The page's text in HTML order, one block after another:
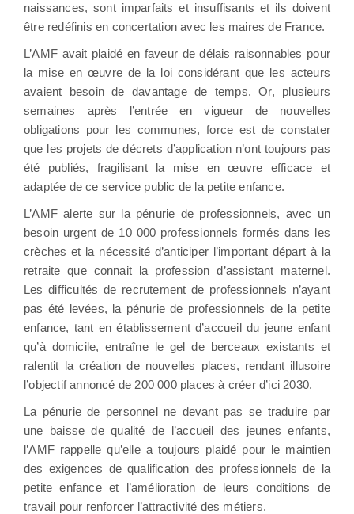
naissances, sont imparfaits et insuffisants et ils doivent
être redéfinis en concertation avec les maires de France.
L’AMF avait plaidé en faveur de délais raisonnables pour
la mise en œuvre de la loi considérant que les acteurs
avaient besoin de davantage de temps. Or, plusieurs
semaines après l’entrée en vigueur de nouvelles
obligations pour les communes, force est de constater
que les projets de décrets d’application n’ont toujours pas
été publiés, fragilisant la mise en œuvre efficace et
adaptée de ce service public de la petite enfance.
L’AMF alerte sur la pénurie de professionnels, avec un
besoin urgent de 10 000 professionnels formés dans les
crèches et la nécessité d’anticiper l’important départ à la
retraite que connait la profession d’assistant maternel.
Les difficultés de recrutement de professionnels n’ayant
pas été levées, la pénurie de professionnels de la petite
enfance, tant en établissement d’accueil du jeune enfant
qu’à domicile, entraîne le gel de berceaux existants et
ralentit la création de nouvelles places, rendant illusoire
l’objectif annoncé de 200 000 places à créer d’ici 2030.
La pénurie de personnel ne devant pas se traduire par
une baisse de qualité de l’accueil des jeunes enfants,
l’AMF rappelle qu’elle a toujours plaidé pour le maintien
des exigences de qualification des professionnels de la
petite enfance et l’amélioration de leurs conditions de
travail pour renforcer l’attractivité des métiers.